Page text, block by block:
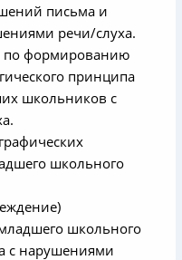
письма и
речи/слуха.
по формированию
принципа
школьников с
школьного
школьного
с нарушениями